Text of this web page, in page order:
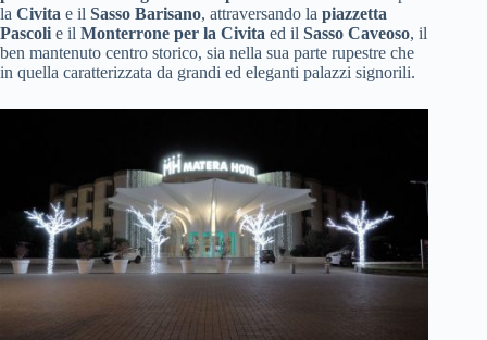
la Civita e il Sasso Barisano, attraversando la piazzetta
Pascoli e il Monterrone per la Civita ed il Sasso Caveoso, il
ben mantenuto centro storico, sia nella sua parte rupestre che
in quella caratterizzata da grandi ed eleganti palazzi signorili.